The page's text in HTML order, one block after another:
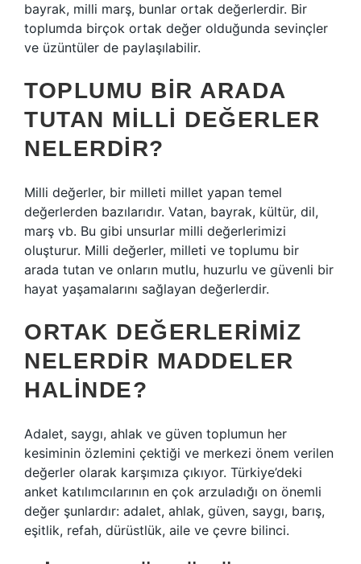
bayrak, milli marş, bunlar ortak değerlerdir. Bir
toplumda birçok ortak değer olduğunda sevinçler
ve üzüntüler de paylaşılabilir.
TOPLUMU BIR ARADA
TUTAN MILLI DEĞERLER
NELERDIR?
Milli değerler, bir milleti millet yapan temel
değerlerden bazılarıdır. Vatan, bayrak, kültür, dil,
marş vb. Bu gibi unsurlar milli değerlerimizi
oluşturur. Milli değerler, milleti ve toplumu bir
arada tutan ve onların mutlu, huzurlu ve güvenli bir
hayat yaşamalarını sağlayan değerlerdir.
ORTAK DEĞERLERIMIZ
NELERDIR MADDELER
HALINDE?
Adalet, saygı, ahlak ve güven toplumun her
kesiminin özlemini çektiği ve merkezi önem verilen
değerler olarak karşımıza çıkıyor. Türkiye’deki
anket katılımcılarının en çok arzuladığı on önemli
değer şunlardır: adalet, ahlak, güven, saygı, barış,
eşitlik, refah, dürüstlük, aile ve çevre bilinci.